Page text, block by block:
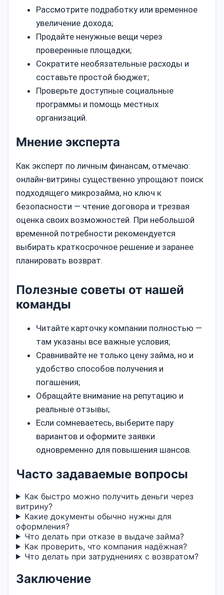
Рассмотрите подработку или временное
увеличение дохода;
Продайте ненужные вещи через
проверенные площадки;
Сократите необязательные расходы и
составьте простой бюджет;
Проверьте доступные социальные
программы и помощь местных
организаций.
Мнение эксперта
Как эксперт по личным финансам, отмечаю:
онлайн-витрины существенно упрощают поиск
подходящего микрозайма, но ключ к
безопасности — чтение договора и трезвая
оценка своих возможностей. При небольшой
временной потребности рекомендуется
выбирать краткосрочное решение и заранее
планировать возврат.
Полезные советы от нашей
команды
Читайте карточку компании полностью —
там указаны все важные условия;
Сравнивайте не только цену займа, но и
удобство способов получения и
погашения;
Обращайте внимание на репутацию и
реальные отзывы;
Если сомневаетесь, выберите пару
вариантов и оформите заявки
одновременно для повышения шансов.
Часто задаваемые вопросы
Как быстро можно получить деньги через
витрину?
Какие документы обычно нужны для
оформления?
Что делать при отказе в выдаче займа?
Как проверить, что компания надёжная?
Что делать при затруднениях с возвратом?
Заключение